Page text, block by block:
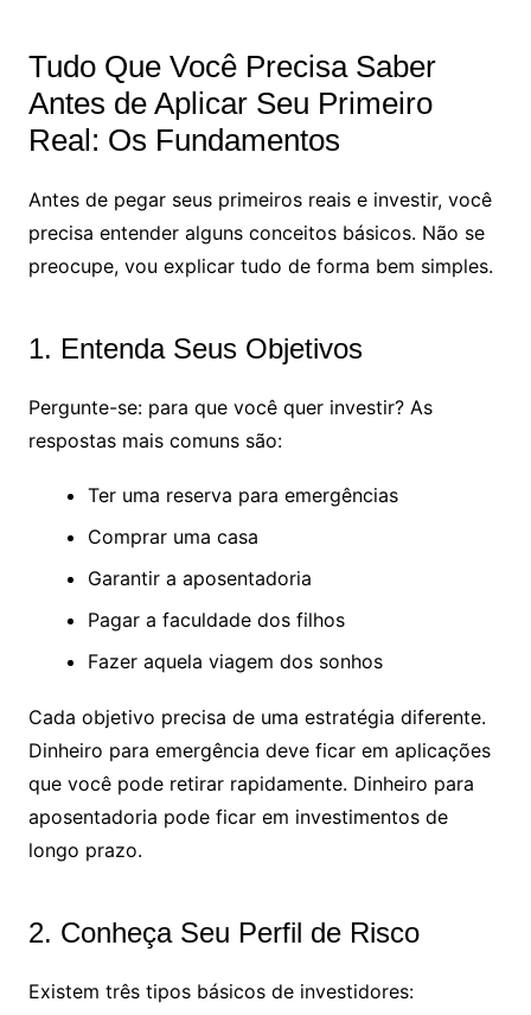
Tudo Que Você Precisa Saber
Antes de Aplicar Seu Primeiro
Real: Os Fundamentos
Antes de pegar seus primeiros reais e investir, você
precisa entender alguns conceitos básicos. Não se
preocupe, vou explicar tudo de forma bem simples.
1. Entenda Seus Objetivos
Pergunte-se: para que você quer investir? As
respostas mais comuns são:
Ter uma reserva para emergências
Comprar uma casa
Garantir a aposentadoria
Pagar a faculdade dos filhos
Fazer aquela viagem dos sonhos
Cada objetivo precisa de uma estratégia diferente.
Dinheiro para emergência deve ficar em aplicações
que você pode retirar rapidamente. Dinheiro para
aposentadoria pode ficar em investimentos de
longo prazo.
2. Conheça Seu Perfil de Risco
Existem três tipos básicos de investidores: